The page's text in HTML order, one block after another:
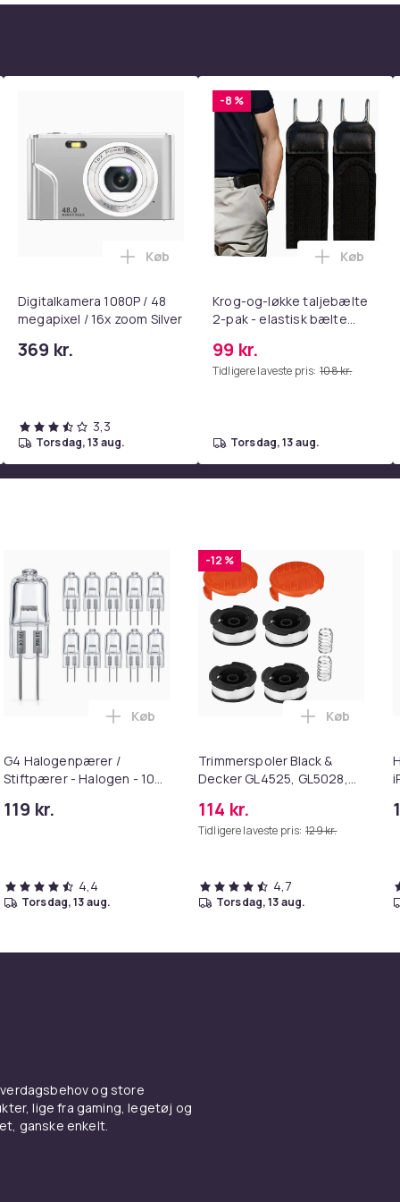
- Mave- og coretræning, yoga og
Beauty Vanity Namira - make up spejl med belysning -
Digitalkamera 1080P / 48
megapixel / 16x zoom Silver
369 kr.
Læg Digitalkamera 1080P / 48
Køb
3,3
torsdag, 13 aug.
-8 %
Krog-og-løkke taljebælte
2-pak - elastisk bælte
justerbar metal krog,
åndbar usynlig taljebånd til
99 kr.
Tidligere laveste pris: 108 kr.
Læg
Køb
torsdag, 13 aug.
- MagSafe Gen 3 - 96W i kurven
Stor Hollywood Makeup Spejl med Lamper Bluetooth
G4 Halogenpærer /
Stiftpærer - Halogen - 10W
119 kr.
Læg G4 Halogenpærer / Stiftpærer -
Køb
4,4
torsdag, 13 aug.
-12 %
Trimmerspoler Black &
Decker GL4525, GL5028,
græstrimmer
114 kr.
Tidligere laveste pris: 129 kr.
Læg
Køb
4,7
torsdag, 13 aug.
og store
lige fra gaming, legetøj og
ganske enkelt.